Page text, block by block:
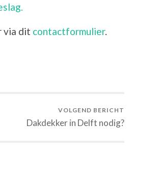
via dit contactformulier.
VOLGEND BERICHT
Dakdekker in Delft nodig?